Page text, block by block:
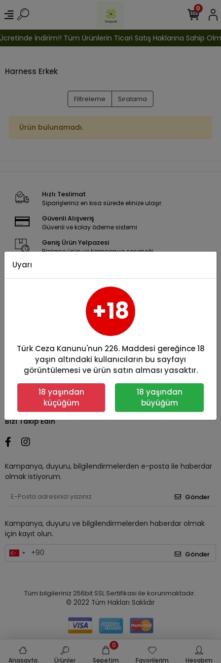
İndirim!! Tüm Ürünlerin Ticari Satış Haklarına Sahip
0
Harness Erkek
Filtreleme Sıralama
Ürün bulunamadı.
Hızlı Teslimat
Siparişleriniz en kısa sürede elinize ulaşır.
Güvenli Alışveriş
Güvenli ve kolay ödeme sistemi
Geniş Ürün Yelpazesi
Binlerce ürün ve kampanya seçeneği
Kurumsal
Kategoriler
Bize Ulaşın
Bizi Takip Edin
Kampanya, duyuru, bilgilendirmelerden e-posta ile haberdar
olmak istiyorum.
Gönder
Kampanya, duyuru ve bilgilendirmelerden haberdar olmak
için kayıt olun.
Gönder
Tüm bilgileriniz 256bit SSL Sertifikası ile korunmaktadır.
© 2022 Tüm Hakları Saklıdır
Anasayfa Ürünler Sepetim
0
Favorilerim
Hesabım
Uyarı
+18
Türk Ceza Kanunu'nun 226. Maddesi gereğince 18
yaşın altındaki kullanıcıların bu sayfayı
görüntülemesi ve ürün satın alması yasaktır.
18 yaşından
küçüğüm
18 yaşından
büyüğüm